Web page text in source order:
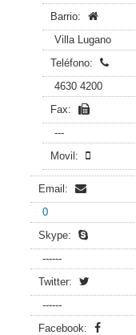
Barrio:
Villa Lugano
Teléfono:
4630 4200
Fax:
---
Movil:
Email:
0
Skype:
------
Twitter:
------
Facebook: